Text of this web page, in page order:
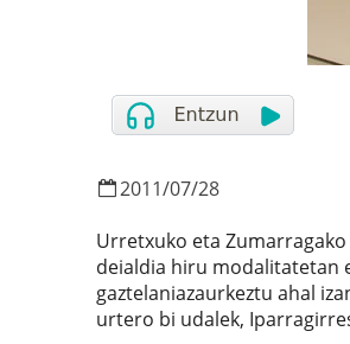
2011/07/28
Urretxuko eta
deialdia hiru modalitatetan
gaztelaniazaurkeztu ahal
urtero bi udalek,